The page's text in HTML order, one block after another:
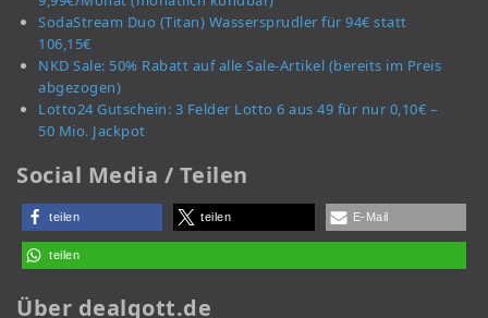
SodaStream Duo (Titan) Wassersprudler für 94€ statt
106,15€
NKD Sale: 50% Rabatt auf alle Sale-Artikel (bereits im Preis
abgezogen)
Lotto24 Gutschein: 3 Felder Lotto 6 aus 49 für nur 0,10€ –
50 Mio. Jackpot
Social Media / Teilen
teilen teilen E-Mail
teilen
Über dealgott.de